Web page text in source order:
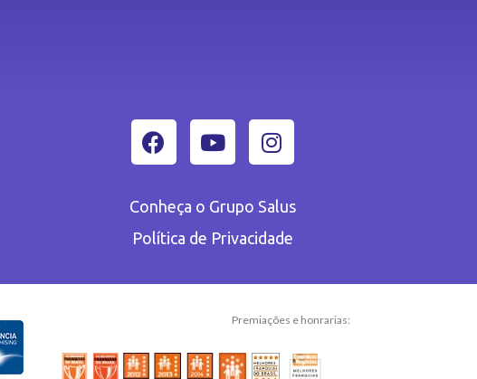
Conheça o Grupo Salus
Política de Privacidade
Premiações e honrarias: